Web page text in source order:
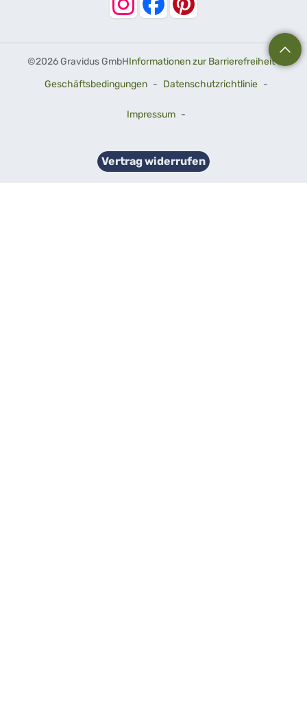
©2026 Gravidus GmbHInformationen zur Barrierefreiheit-
Geschäftsbedingungen - Datenschutzrichtlinie -
Impressum -
Vertrag widerrufen